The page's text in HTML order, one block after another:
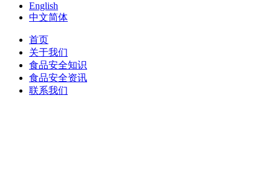
English
中文简体
首页
关于我们
食品安全知识
食品安全资讯
联系我们